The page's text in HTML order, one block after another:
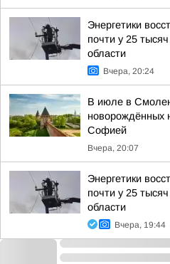
Энергетики
почти у 25
области
Вчера, 20:24
В июле в
новорождённых
Софией
Вчера, 20:07
Энергетики
почти у 25
области
Вчера, 19:44